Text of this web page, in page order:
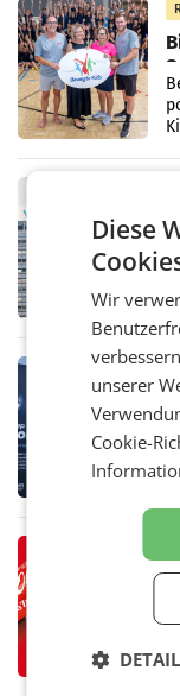
Diese
Wir
unserer
Cookie-